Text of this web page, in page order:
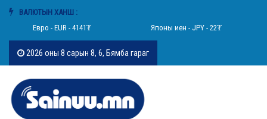
ВАЛЮТЫН ХАНШ :
Евро - EUR - 4141₮
Японы иен - JPY - 22₮
2026 оны 8 сарын 8, 6, Бямба гараг